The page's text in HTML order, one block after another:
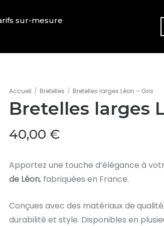
sur-mesure
Accueil / Bretelles / Bretelles larges Léon – Gris
Bretelles larges
40,00 €
Apportez une touche d’élégance à
de Léon, fabriquées en France.
Conçues avec des matériaux de
durabilité et style. Disponibles en